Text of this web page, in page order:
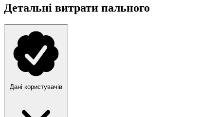
Детальні витрати пального
Дані користувачів